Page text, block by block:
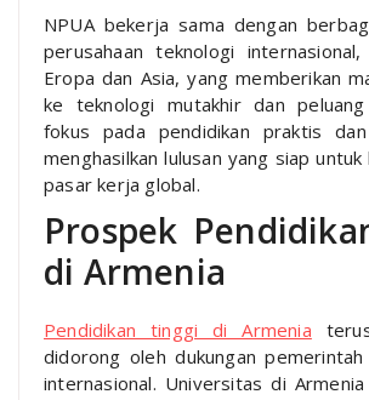
NPUA bekerja sama dengan
perusahaan teknologi
Eropa dan Asia, yang memberikan
ke teknologi mutakhir dan
fokus pada pendidikan praktis
menghasilkan lulusan yang siap
pasar kerja global.
Prospek
di Armenia
Pendidikan tinggi di Armenia
didorong oleh dukungan
internasional. Universitas di